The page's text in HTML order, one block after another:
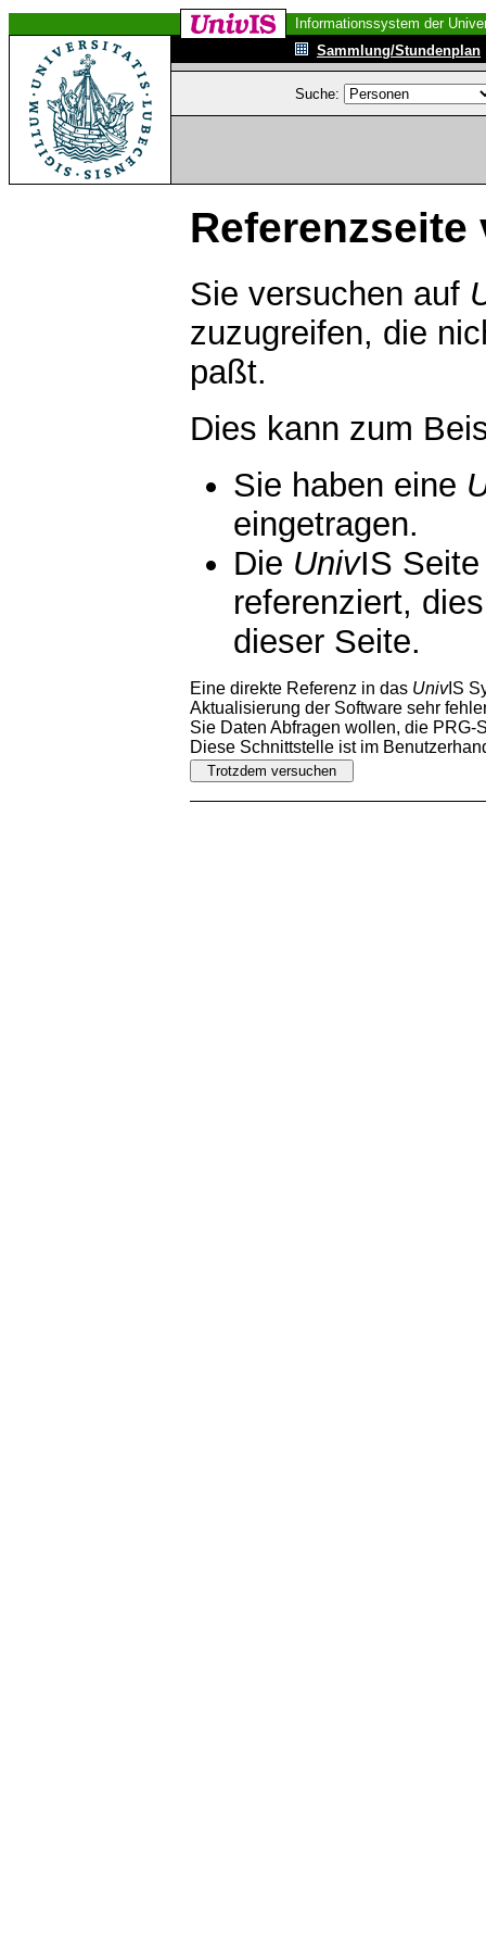
Informationssystem der
Sammlung/Stundenplan
Suche:
Referenzseite
Sie versuchen auf
zuzugreifen, die
paßt.
Dies kann zum
Sie haben eine
eingetragen.
Die UnivIS
referenziert,
dieser Seite.
Eine direkte Referenz in das UnivIS
Aktualisierung der Software sehr
Sie Daten Abfragen wollen, die PRG-
Diese Schnittstelle ist im